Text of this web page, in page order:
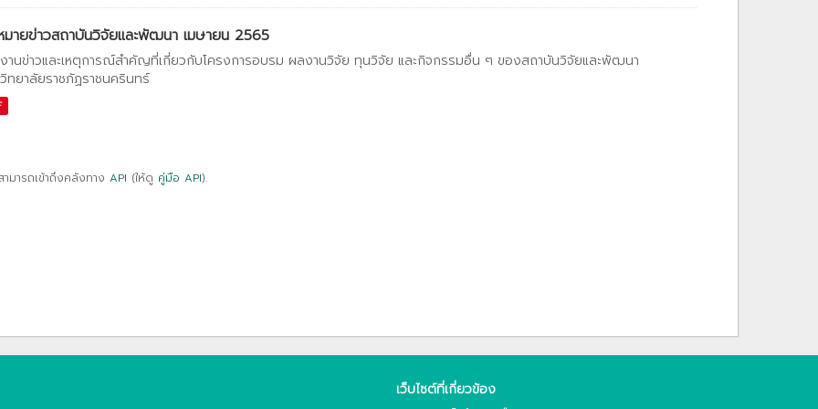
ายข่าวสถาบันวิจัยและพัฒนา เมษายน 2565
านข่าวและเหตุการณ์สำคัญที่เกี่ยวกับโครงการอบรม ผลงานวิจัย ทุนวิจัย และกิจกรรมอื่น ๆ ของสถาบันวิจัยและพัฒนา
ทยาลัยราชภัฏราชนครินทร์
มารถเข้าถึงคลังทาง API (ให้ดู คู่มือ API).
เว็บไซต์ที่เกี่ยวข้อง